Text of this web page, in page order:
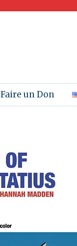
Faire un Don